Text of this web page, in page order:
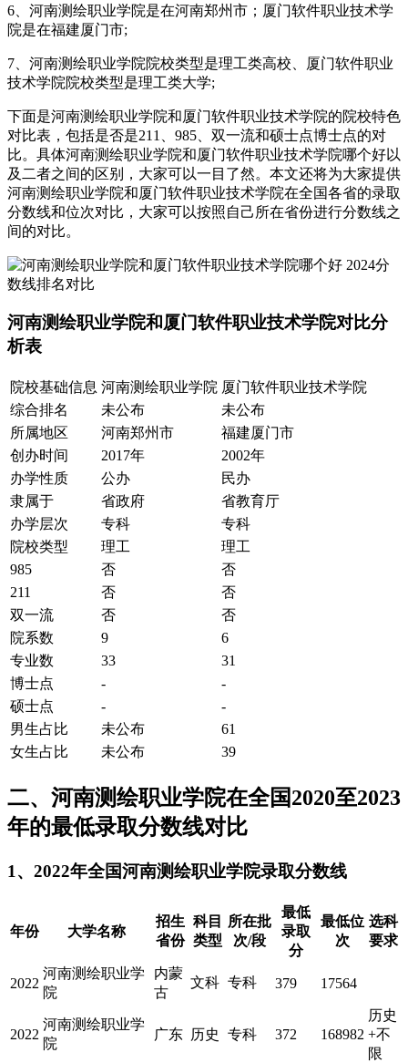
6、河南测绘职业学院是在河南郑州市；厦门软件职业技术学
院是在福建厦门市;
7、河南测绘职业学院院校类型是理工类高校、厦门软件职业
技术学院院校类型是理工类大学;
下面是河南测绘职业学院和厦门软件职业技术学院的院校特色
对比表，包括是否是211、985、双一流和硕士点博士点的对
比。具体河南测绘职业学院和厦门软件职业技术学院哪个好以
及二者之间的区别，大家可以一目了然。本文还将为大家提供
河南测绘职业学院和厦门软件职业技术学院在全国各省的录取
分数线和位次对比，大家可以按照自己所在省份进行分数线之
间的对比。
河南测绘职业学院和厦门软件职业技术学院对比分
析表
院校基础信息 河南测绘职业学院 厦门软件职业技术学院
综合排名
未公布
未公布
所属地区
河南郑州市
福建厦门市
创办时间
2017年
2002年
办学性质
公办
民办
隶属于
省政府
省教育厅
办学层次
专科
专科
院校类型
理工
理工
985
否
否
211
否
否
双一流
否
否
院系数
9
6
专业数
33
31
博士点
-
-
硕士点
-
-
男生占比
未公布
61
女生占比
未公布 39
二、河南测绘职业学院在全国2020至2023
年的最低录取分数线对比
1、2022年全国河南测绘职业学院录取分数线
年份 大学名称
招生
省份
科目
类型
所在批
次/段
最低
录取
分
最低位
次
选科
要求
2022
河南测绘职业学
院
内蒙
古
文科 专科 379 17564
2022
河南测绘职业学
院
广东 历史 专科 372 168982
历史
+不
限